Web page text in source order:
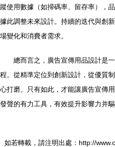
蹤使用數據（如掃碼率、留存率），
據此調整未來設計。持續的迭代與創
場變化和消費者需求。
總而言之，廣告宣傳用品設計是
程。從精準定位到創新設計，從優質
心打磨。只有如此，才能讓廣告宣傳
發聲的有力工具，有效提升影響力并驅
如若轉載，請注明出處：http://